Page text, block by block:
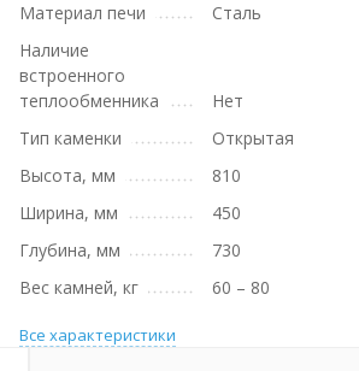
Материал печи
Сталь
Наличие
встроенного
теплообменника
Нет
Тип каменки
Открытая
Высота, мм
810
Ширина, мм
450
Глубина, мм
730
Вес камней, кг
60 – 80
Все характеристики